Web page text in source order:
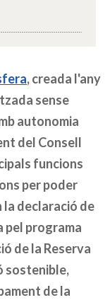
, creada l'any
sense
autonomia
del Consell
funcions
per poder
la declaració de
pel programa
de la Reserva
sostenible,
de la